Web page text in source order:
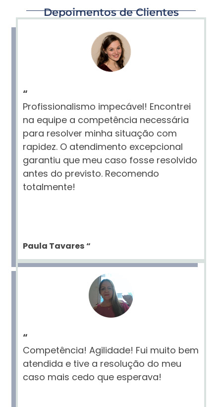
Depoimentos de Clientes
“
Profissionalismo impecável! Encontrei
na equipe a competência necessária
para resolver minha situação com
rapidez. O atendimento excepcional
garantiu que meu caso fosse resolvido
antes do previsto. Recomendo
totalmente!
Paula Tavares“
“
Competência! Agilidade! Fui muito bem
atendida e tive a resolução do meu
caso mais cedo que esperava!